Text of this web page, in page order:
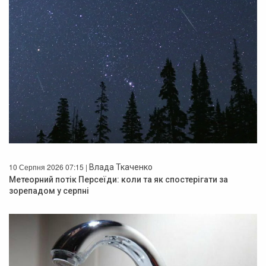
10 Серпня 2026 07:15 | Влада Ткаченко
Метеорний потік Персеїди: коли та як спостерігати за
зорепадом у серпні